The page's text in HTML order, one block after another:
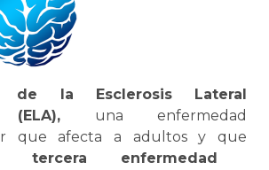
de la Esclerosis Lateral
una enfermedad
que afecta a adultos y que
tercera enfermedad